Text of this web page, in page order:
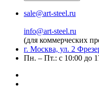
sale@art-steel.ru
info@art-steel.ru
(для коммерческих
г. Москва, ул. 2
Пн. – Пт.: с 10:00 до